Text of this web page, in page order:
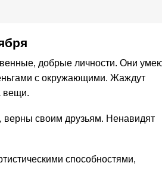
добрые личности. Они
с окружающими. Жаждут
вещи.
своим друзьям. Ненавидят
способностями,